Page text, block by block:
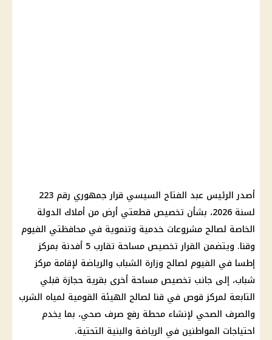
أصدرالرئيس عبد الفتاح السيسي
قرار جمهوري رقم 223
لسنة 2026
، بشأن تخصيص قطعتي أرض من أملاك الدولة
الخاصة لصالح مشروعات خدمية وتنموية في محافظتي الفيوم
وقنا. ويتضمن القرار تخصيص مساحة تقارب 5 أفدنة بمركز
إطسا في الفيوم لصالح وزارة الشباب والرياضة لإقامة مركز
شباب، إلى جانب تخصيص مساحة أخرى بقرية حجازة قبلي
التابعة لمركز قوص في قنا لصالح الهيئة القومية لمياه الشرب
والصرف الصحي لإنشاء محطة رفع صرف صحي، بما يخدم
احتياجات المواطنين في الرياضة والبنية التحتية.